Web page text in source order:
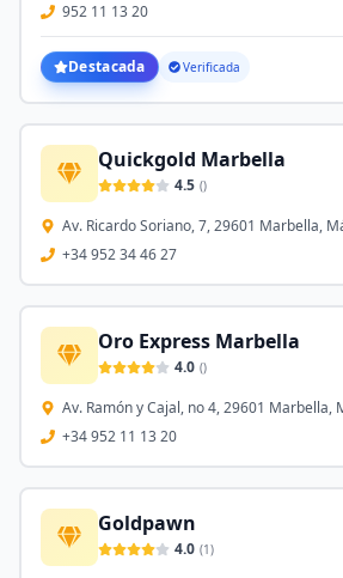
952 11 13 20
Destacada Verificada
Quickgold Marbella
4.5 ()
Av. Ricardo Soriano, 7, 29601 Marbella,
+34 952 34 46 27
Oro Express Marbella
4.0 ()
Av. Ramón y Cajal, no 4, 29601 Marbella,
+34 952 11 13 20
Goldpawn
4.0 (1)